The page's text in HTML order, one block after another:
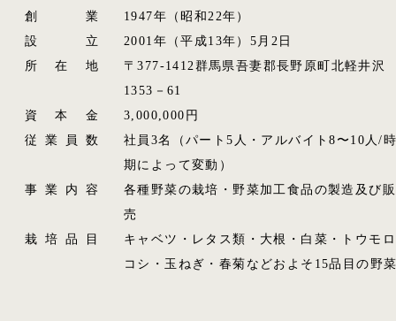
創業
1947年（昭和22年）
設立
2001年（平成13年）5月2日
所在地
〒377-1412群馬県吾妻郡長野原町北軽井沢
1353－61
資本金
3,000,000円
従業員数
社員3名（パート5人・アルバイト8〜10人/
期によって変動）
事業内容
各種野菜の栽培・野菜加工食品の製造及び販
売
栽培品目
キャベツ・レタス類・大根・白菜・トウモロ
コシ・玉ねぎ・春菊などおよそ15品目の野